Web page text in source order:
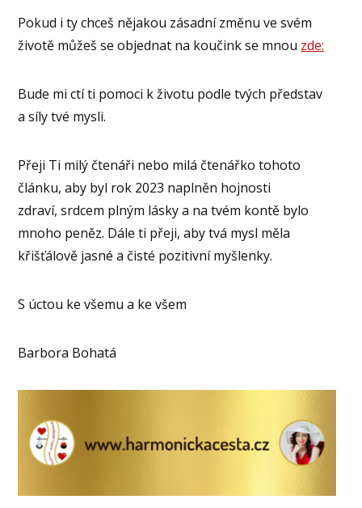
Pokud i ty chceš nějakou zásadní změnu ve svém
životě můžeš se objednat na koučink se mnou zde:
Bude mi ctí ti pomoci k životu podle tvých představ
a síly tvé mysli.
Přeji Ti milý čtenáři nebo milá čtenářko tohoto
článku, aby byl rok 2023 naplněn hojnosti
zdraví, srdcem plným lásky a na tvém kontě bylo
mnoho peněz. Dále ti přeji, aby tvá mysl měla
křišťálově jasné a čisté pozitivní myšlenky.
S úctou ke všemu a ke všem
Barbora Bohatá